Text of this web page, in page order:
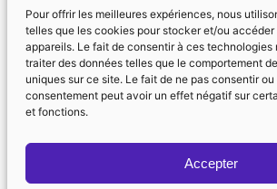
Pour offrir les meilleures expériences, nous
telles que les cookies pour stocker et/ou
appareils. Le fait de consentir à ces technologies
traiter des données telles que le comportement
uniques sur ce site. Le fait de ne pas consentir ou
consentement peut avoir un effet négatif sur
et fonctions.
Accepter
personnel php pixel plugin
programmation objet python quotes react regex
réseaux sociaux
sport spotify spécificité static site
strava utile